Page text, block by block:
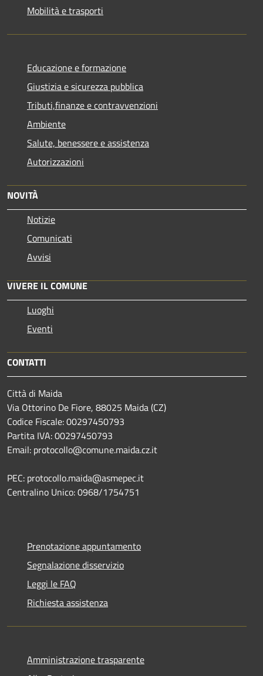
Mobilità e trasporti
Educazione e formazione
Giustizia e sicurezza pubblica
Tributi,finanze e contravvenzioni
Ambiente
Salute, benessere e assistenza
Autorizzazioni
NOVITÀ
Notizie
Comunicati
Avvisi
VIVERE IL COMUNE
Luoghi
Eventi
CONTATTI
Città di Maida
Via Ottorino De Fiore, 88025 Maida (CZ)
Codice Fiscale: 00297450793
Partita IVA: 00297450793
Email: protocollo@comune.maida.cz.it
PEC: protocollo.maida@asmepec.it
Centralino Unico: 0968/1754751
Prenotazione appuntamento
Segnalazione disservizio
Leggi le FAQ
Richiesta assistenza
Amministrazione trasparente